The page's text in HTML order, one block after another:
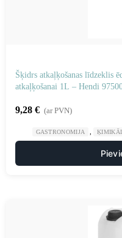
Šķidrs atkaļķošanas līdzeklis
atkaļķošanai 1L – Hendi
9,28 € (ar PVN)
GASTRONOMIJA